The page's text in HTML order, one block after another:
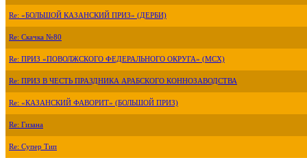
Re: «БОЛЬШОЙ КАЗАНСКИЙ ПРИЗ» (ДЕРБИ)
Re: Скачка №80
Re: ПРИЗ «ПОВОЛЖСКОГО ФЕДЕРАЛЬНОГО ОКРУГА» (МСХ)
Re: ПРИЗ В ЧЕСТЬ ПРАЗДНИКА АРАБСКОГО КОННОЗАВОДСТВА
Re: «КАЗАНСКИЙ ФАВОРИТ» (БОЛЬШОЙ ПРИЗ)
Re: Гизана
Re: Супер Тип